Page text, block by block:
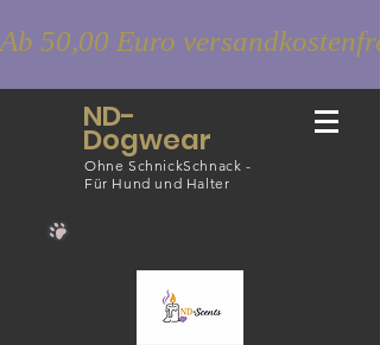
Ab 50,00 Euro versandkostenfrei
ND-
Dogwear
Ohne SchnickSchnack -
Für Hund und Halter